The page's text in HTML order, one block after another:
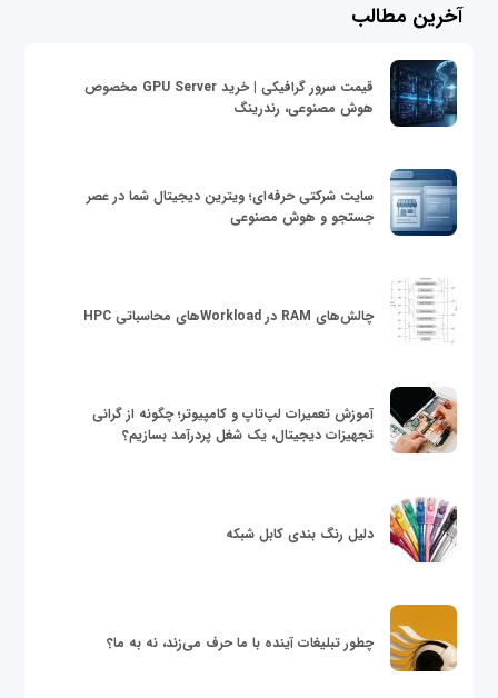
آخرین مطالب
قیمت سرور گرافیکی | خرید GPU Server مخصوص
هوش مصنوعی، رندرینگ
سایت شرکتی حرفه‌ای؛ ویترین دیجیتال شما در عصر
جستجو و هوش مصنوعی
چالش‌های RAM در Workloadهای محاسباتی HPC
آموزش تعمیرات لپ‌تاپ و کامپیوتر؛ چگونه از گرانی
تجهیزات دیجیتال، یک شغل پردرآمد بسازیم؟
دلیل رنگ بندی کابل شبکه
چطور تبلیغات آینده با ما حرف می‌زند، نه به ما؟